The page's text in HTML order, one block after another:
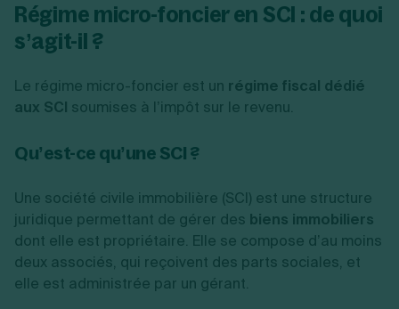
Fermeture d’une entreprise
Création d'entreprise
Régime micro-foncier en SCI : de quoi
s’agit-il ?
Le régime micro-foncier est un régime fiscal dédié
aux SCI soumises à l’impôt sur le revenu.
Qu’est-ce qu’une SCI ?
Une société civile immobilière (SCI) est une structure
juridique permettant de gérer des biens immobiliers
dont elle est propriétaire. Elle se compose d’au moins
deux associés, qui reçoivent des parts sociales, et
elle est administrée par un gérant.